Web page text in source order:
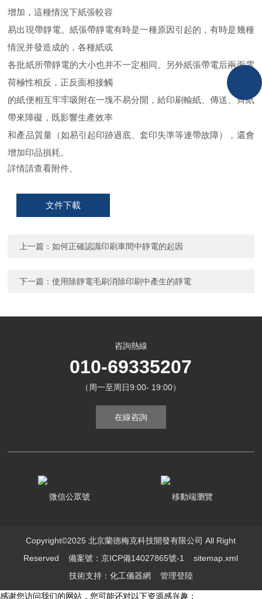
增加，這種情況下紙張較容
易出現帶靜電。紙張帶靜電有時是一種原因引起的，有時是幾種
情況并發造成的，各種紙或
各批紙所帶靜電的大小也并不一定相同。另外紙張帶電后兩面電
荷極性相反，正反面相接觸
的紙便相互牢牢吸附在一塊不易分開，給印刷輸紙、傳送、齊紙
帶來障礙，既影響生產效率
和產品質量（如易引起印跡過底、套印失準等連帶故障），還會
增加印品損耗。
詳情請查看附件、
文件下載
上一篇：如何正確認識印刷車間中靜電的起因
下一篇：使用除靜電毛刷消除印刷中產生的靜電
咨詢熱線
010-69335207
（周一至周日9:00- 19:00）
在線咨詢
微信公眾號 移動端瀏覽
Copyright©2025 北京蘭德梅克科技開發有限公司 All Right
Reserved備案號：京ICP備14027865號-1
sitemap.xml
技術支持： 化工儀器網 管理登陸
感谢您访问我们的网站，您可能还对以下资源感兴趣：